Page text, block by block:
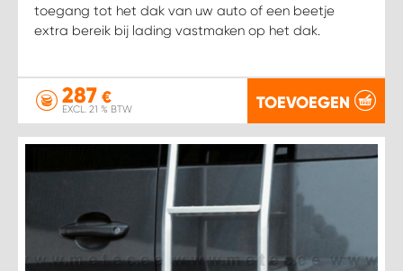
toegang tot het dak van uw auto of een beetje
extra bereik bij lading vastmaken op het dak.
287 €
EXCL. 21 % BTW TOEVOEGEN